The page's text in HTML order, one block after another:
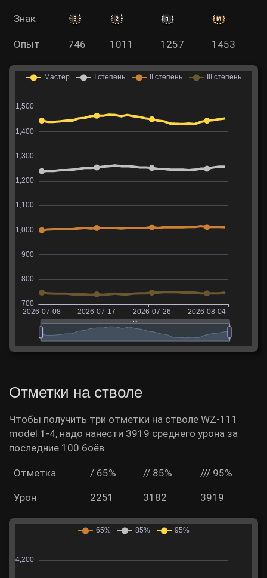
Знак
Опыт 746 1011 1257 1453
Отметки на стволе
Чтобы получить три отметки на стволе WZ-111
model 1-4, надо нанести 3919 среднего урона за
последние 100 боёв.
Отметка / 65% // 85% /// 95%
Урон 2251 3182 3919